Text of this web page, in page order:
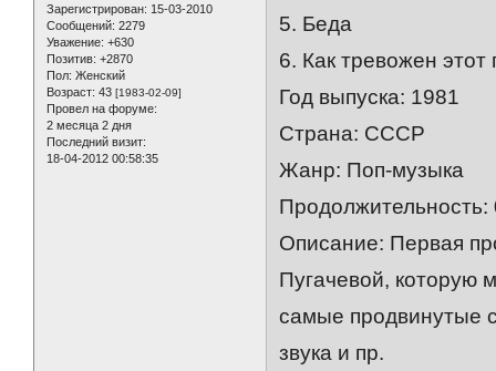
Зарегистрирован: 15-03-2010
Сообщений: 2279
Уважение: +630
Позитив: +2870
Пол: Женский
Возраст: 43 [1983-02-09]
Провел на форуме:
2 месяца 2 дня
Последний визит:
18-04-2012 00:58:35
5. Беда
6. Как тревожен этот
Год выпуска: 1981
Страна: СССР
Жанр: Поп-музыка
Продолжительность:
Описание: Первая
Пугачевой, которую
самые продвинутые
звука и пр.